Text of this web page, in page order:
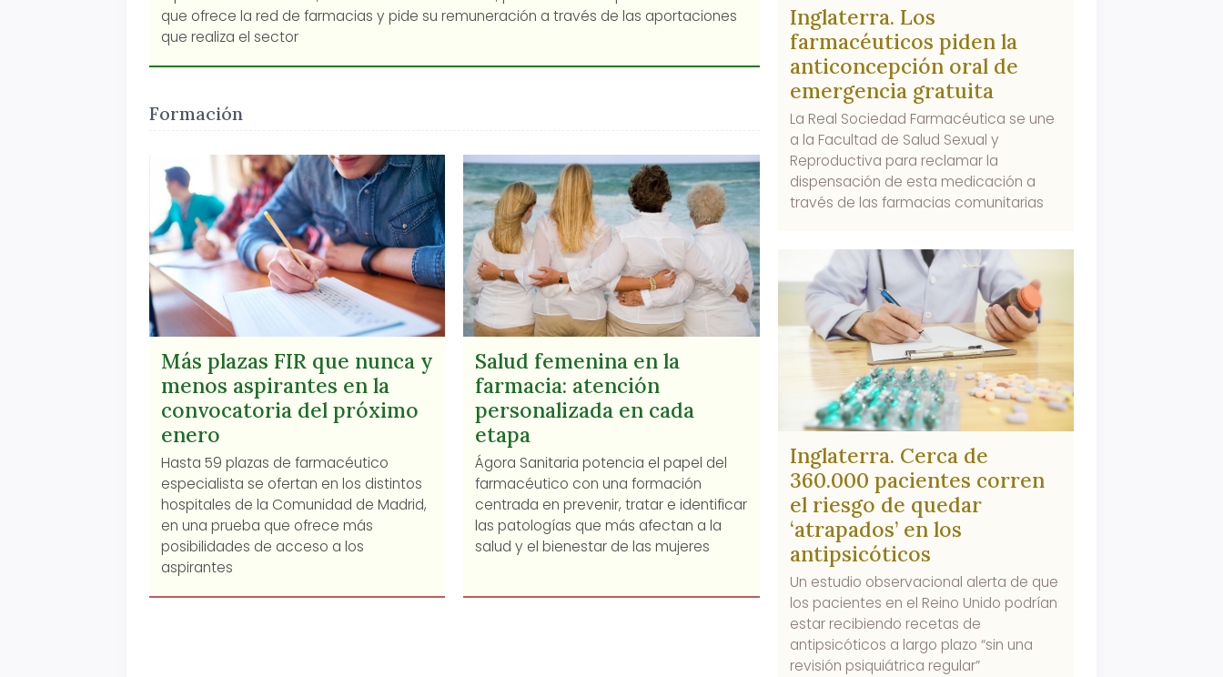
que ofrece la red de farmacias y pide su remuneración a través de las aportaciones
que realiza el sector
Formación
Más plazas FIR que nunca y
menos aspirantes en la
convocatoria del próximo
enero
Hasta 59 plazas de farmacéutico
especialista se ofertan en los distintos
hospitales de la Comunidad de Madrid,
en una prueba que ofrece más
posibilidades de acceso a los
aspirantes
Salud femenina en la
farmacia: atención
personalizada en cada
etapa
Ágora Sanitaria potencia el papel del
farmacéutico con una formación
centrada en prevenir, tratar e identificar
las patologías que más afectan a la
salud y el bienestar de las mujeres
Inglaterra. Los
farmacéuticos piden la
anticoncepción oral de
emergencia gratuita
La Real Sociedad Farmacéutica se une
a la Facultad de Salud Sexual y
Reproductiva para reclamar la
dispensación de esta medicación a
través de las farmacias comunitarias
Inglaterra. Cerca de
360.000 pacientes corren
el riesgo de quedar
‘atrapados’ en los
antipsicóticos
Un estudio observacional alerta de que
los pacientes en el Reino Unido podrían
estar recibiendo recetas de
antipsicóticos a largo plazo “sin una
revisión psiquiátrica regular”